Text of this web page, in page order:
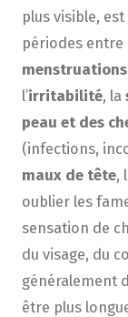
plus visible,
périodes entre
menstruations
l’irritabilité, la
peau et des
(infections,
maux de tête,
oublier les
sensation de
du visage, du
généralement
être plus